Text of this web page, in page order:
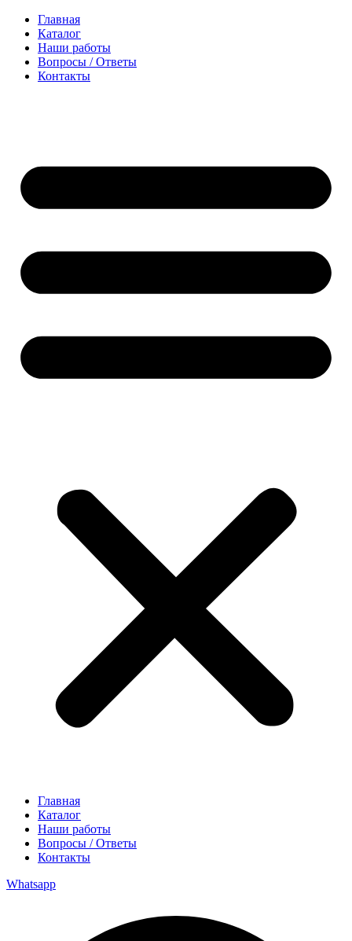
Перейти
содержимому
Главная
Каталог
Наши работы
Вопросы / Ответы
Контакты
Главная
Каталог
Наши работы
Вопросы / Ответы
Контакты
Whatsapp